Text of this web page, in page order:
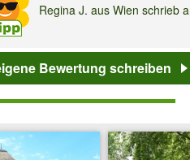
Regina J. aus Wien schrieb
von Baldur:
Sorte produziert zwar kleine
aus Topfseifersdorf
Bewertung schreiben